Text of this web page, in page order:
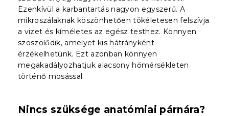
Ezenkívül a karbantartás nagyon egyszerű. A
mikroszálaknak köszönhetően tökéletesen felszívja
a vizet és kíméletes az egész testhez. Könnyen
szöszölődik, amelyet kis hátrányként
érzékelhetünk. Ezt azonban könnyen
megakadályozhatjuk alacsony hőmérsékleten
történő mosással.
Nincs szüksége anatómiai párnára?